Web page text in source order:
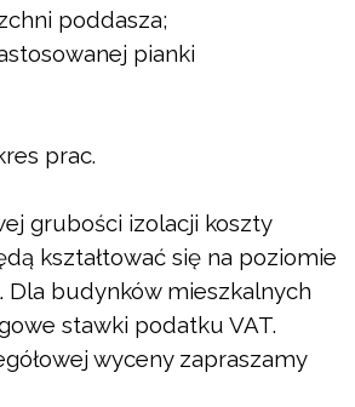
poddasza;
pianki
prac.
grubości izolacji koszty
kształtować się na poziomie
Dla budynków mieszkalnych
stawki podatku VAT.
wyceny zapraszamy